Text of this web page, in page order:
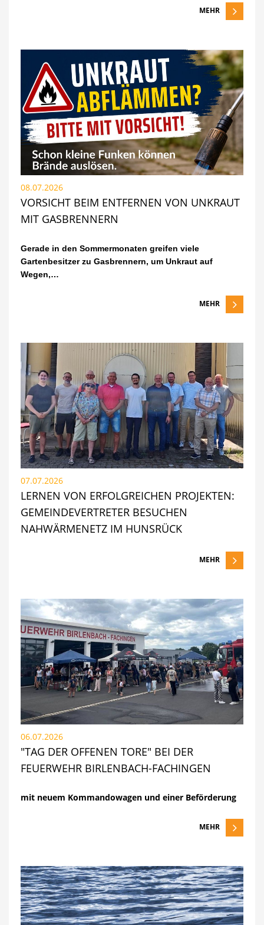
MEHR
08.07.2026
VORSICHT BEIM ENTFERNEN VON UNKRAUT
MIT GASBRENNERN
Gerade in den Sommermonaten greifen viele
Gartenbesitzer zu Gasbrennern, um Unkraut auf
Wegen,…
MEHR
07.07.2026
LERNEN VON ERFOLGREICHEN PROJEKTEN:
GEMEINDEVERTRETER BESUCHEN
NAHWÄRMENETZ IM HUNSRÜCK
MEHR
06.07.2026
"TAG DER OFFENEN TORE" BEI DER
FEUERWEHR BIRLENBACH-FACHINGEN
mit neuem Kommandowagen und einer Beförderung
MEHR